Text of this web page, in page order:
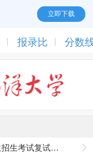
立即下载
报录比 分数
2020年上海海洋大学硕士研究生招生考试复试基本分数线